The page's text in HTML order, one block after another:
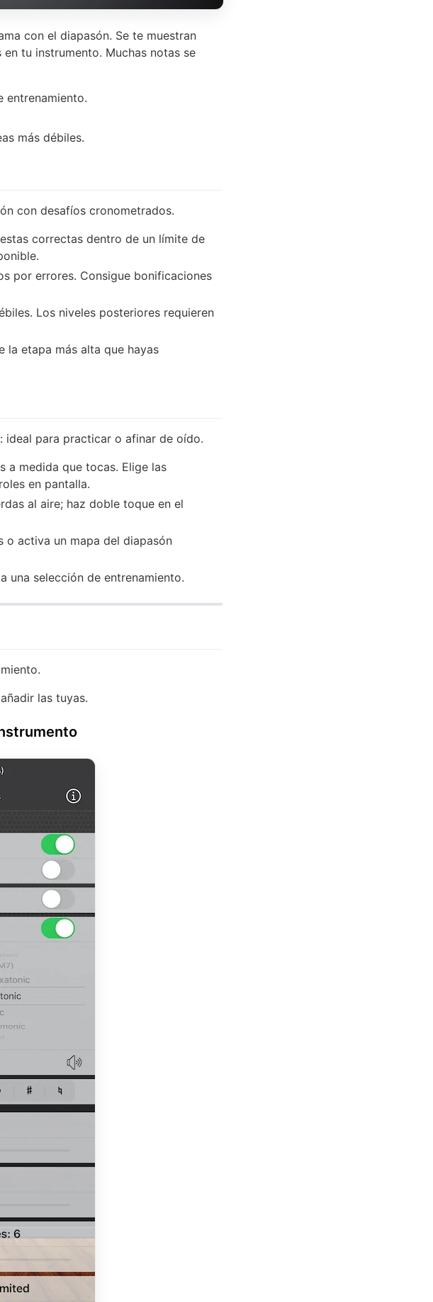
con el diapasón. Se te muestran
tu instrumento. Muchas notas se
entrenamiento.
más débiles.
con desafíos cronometrados.
correctas dentro de un límite de
por errores. Consigue bonificaciones
Los niveles posteriores requieren
la etapa más alta que hayas
ideal para practicar o afinar de oído.
a medida que tocas. Elige las
en pantalla.
al aire; haz doble toque en el
o activa un mapa del diapasón
una selección de entrenamiento.
las tuyas.